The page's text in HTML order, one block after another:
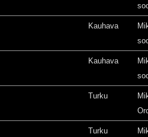
Kauhava
Kauhava
Turku
Turku